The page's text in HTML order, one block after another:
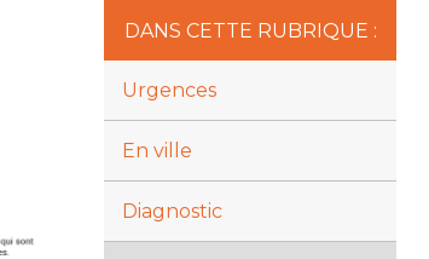
DANS CETTE RUBRIQUE :
Urgences
En ville
Diagnostic